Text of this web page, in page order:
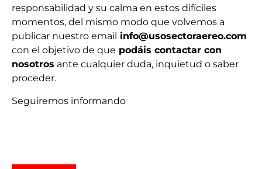
responsabilidad y su calma en estos difíciles
momentos, del mismo modo que volvemos a
publicar nuestro email info@usosectoraereo.com
con el objetivo de que podáis contactar con
nosotros ante cualquier duda, inquietud o saber
proceder.
Seguiremos informando